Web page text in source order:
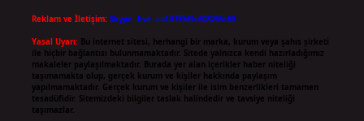
Reklam ve İletişim: Skype: live:.cid.575569c608265c69
Yasal Uyarı: Bu internet sitesi, herhangi bir marka, kurum veya şahıs şirketi
ile hiçbir bağlantısı bulunmamaktadır. Sitede yalnızca kendi hazırladığımız
makaleler paylaşılmaktadır. Burada yer alan içerikler haber niteliği
taşımamakta olup, gerçek kurum ve kişiler hakkında paylaşım
yapılmamaktadır. Gerçek kurum ve kişiler ile isim benzerlikleri tamamen
tesadüfidir. Sitemizdeki bilgiler taslak halindedir ve tavsiye niteliği
taşımazlar.